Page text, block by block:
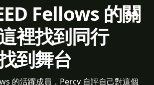
Fellows 的關
裡找到同行
到舞台
的活躍成員，Percy 自評自己對這個